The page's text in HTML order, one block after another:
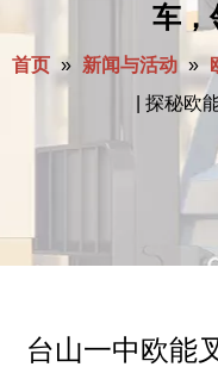
车，
首页 » 新闻与活动 »
| 探秘欧
台山一中欧能